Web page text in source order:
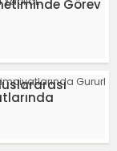
Görev